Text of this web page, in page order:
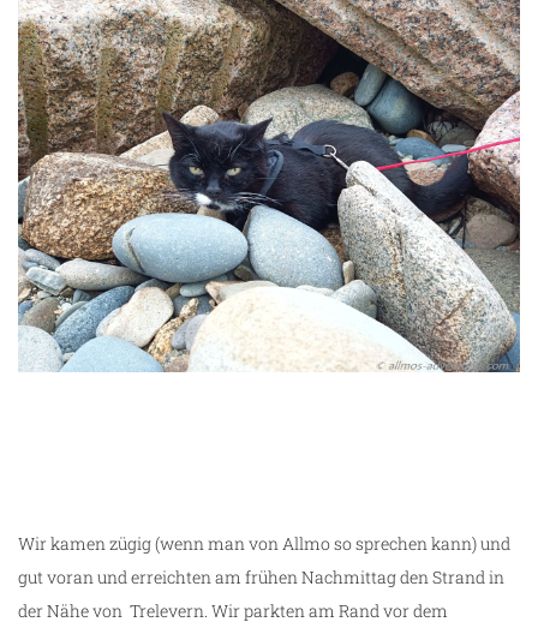
Wir kamen zügig (wenn man von Allmo so sprechen kann) und
gut voran und erreichten am frühen Nachmittag den Strand in
der Nähe von Trelevern. Wir parkten am Rand vor dem